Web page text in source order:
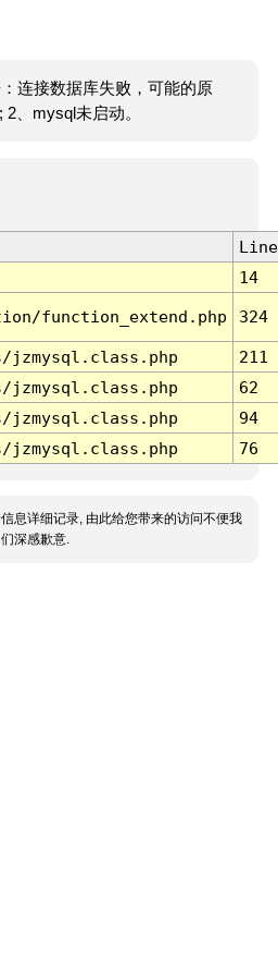
连接数据库失败，可能的原
、mysql未启动。
Line
14
function_extend.php 324
jzmysql.class.php
211
jzmysql.class.php
62
jzmysql.class.php
94
jzmysql.class.php 76
息详细记录, 由此给您带来的访问不便我
们深感歉意.